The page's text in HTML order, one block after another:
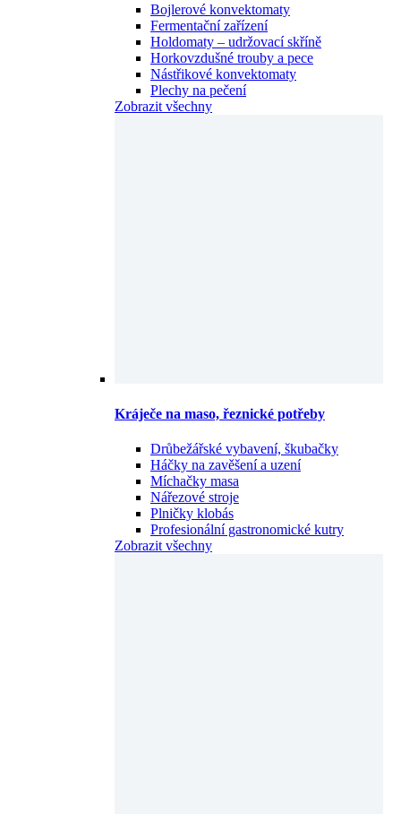
Bojlerové konvektomaty
Fermentační zařízení
Holdomaty – udržovací skříně
Horkovzdušné trouby a pece
Nástřikové konvektomaty
Plechy na pečení
Zobrazit všechny
Kráječe na maso, řeznické potřeby
Drůbežářské vybavení, škubačky
Háčky na zavěšení a uzení
Míchačky masa
Nářezové stroje
Plničky klobás
Profesionální gastronomické kutry
Zobrazit všechny